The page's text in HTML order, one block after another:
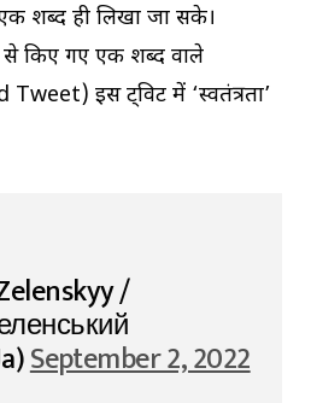
शब्द ही लिखा जा सके।
से किए गए एक शब्द वाले
इस ट्विट में ‘स्वतंत्रता’
/
September 2, 2022